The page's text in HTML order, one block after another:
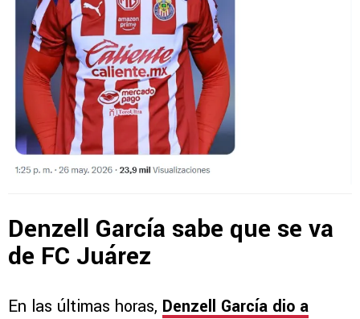
Denzell García sabe que se va
de FC Juárez
En las últimas horas, Denzell García dio a